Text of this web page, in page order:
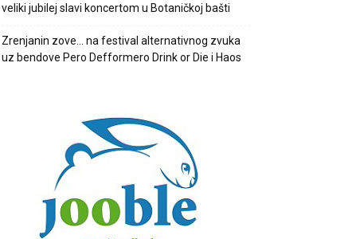
veliki jubilej slavi koncertom u Botaničkoj bašti
Zrenjanin zove… na festival alternativnog zvuka
uz bendove Pero Defformero Drink or Die i Haos